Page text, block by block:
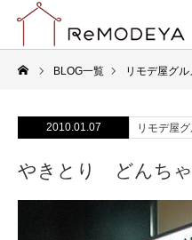
BLOG一覧 リモデ屋グ
2010.01.07 リモデ屋
やきとり どんち